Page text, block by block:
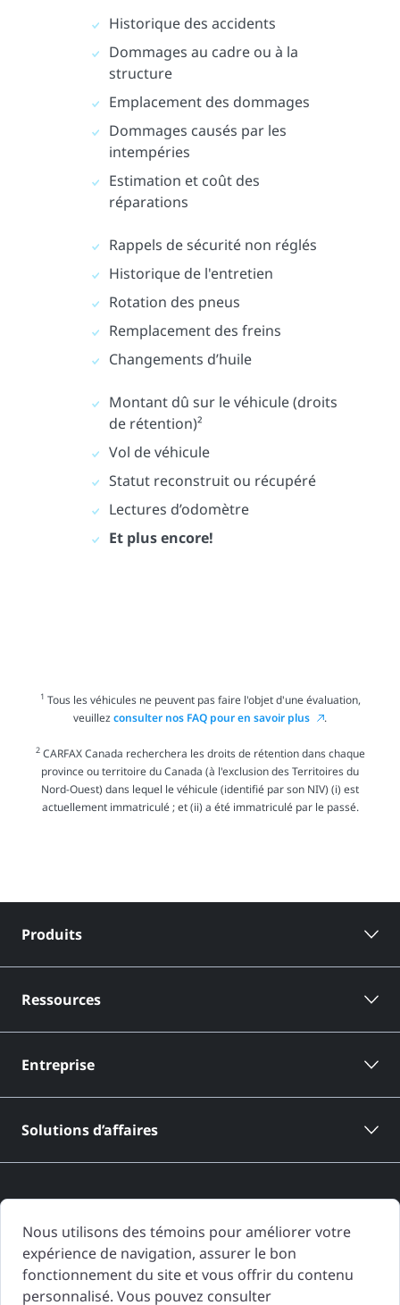
Historique des accidents
Dommages au cadre ou à la
structure
Emplacement des dommages
Dommages causés par les
intempéries
Estimation et coût des
réparations
Rappels de sécurité non réglés
Historique de l'entretien
Rotation des pneus
Remplacement des freins
Changements d’huile
Montant dû sur le véhicule (droits
de rétention)²
Vol de véhicule
Statut reconstruit ou récupéré
Lectures d’odomètre
Et plus encore!
1 Tous les véhicules ne peuvent pas faire l'objet d'une évaluation,
veuillezconsulter nos FAQ pour en savoir plus .
2CARFAX Canada recherchera les droits de rétention dans chaque
province ou territoire du Canada (à l'exclusion des Territoires du
Nord-Ouest) dans lequel le véhicule (identifié par son NIV) (i) est
actuellement immatriculé ; et (ii) a été immatriculé par le passé.
Produits
Ressources
Entreprise
Solutions d’affaires
Les rapports d'historique de véhicule de CARFAX Canada sont basés
uniquement sur l'information fournie à CARFAX Canada et disponible à
Nous utilisons des témoins pour améliorer votre
expérience de navigation, assurer le bon
fonctionnement du site et vous offrir du contenu
personnalisé. Vous pouvez consulter